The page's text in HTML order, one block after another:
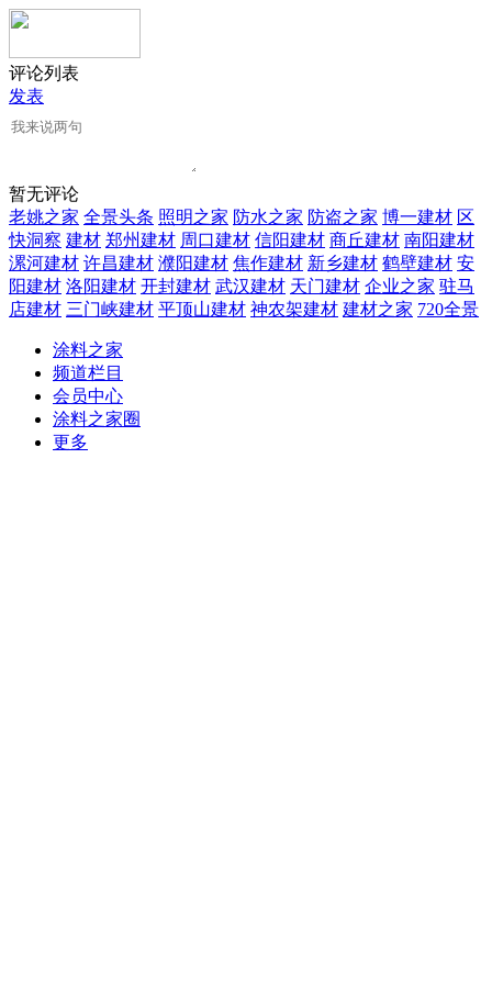
评论列表
发表
暂无评论
老姚之家 全景头条 照明之家 防水之家 防盗之家 博一建材 区
快洞察 建材 郑州建材 周口建材 信阳建材 商丘建材 南阳建材
漯河建材 许昌建材 濮阳建材 焦作建材 新乡建材 鹤壁建材 安
阳建材 洛阳建材 开封建材 武汉建材 天门建材 企业之家 驻马
店建材 三门峡建材 平顶山建材 神农架建材 建材之家 720全景
涂料之家
频道栏目
会员中心
涂料之家圈
更多